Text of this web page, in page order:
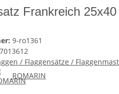
Frankreich
9-ro1361
/ Flaggensätze /
ROMARIN